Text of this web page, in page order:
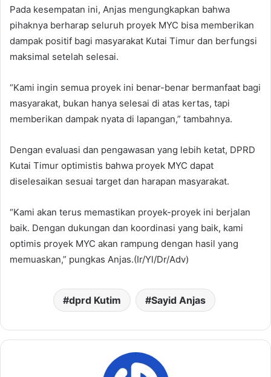
Pada kesempatan ini, Anjas mengungkapkan bahwa
pihaknya berharap seluruh proyek MYC bisa memberikan
dampak positif bagi masyarakat Kutai Timur dan berfungsi
maksimal setelah selesai.
“Kami ingin semua proyek ini benar-benar bermanfaat bagi
masyarakat, bukan hanya selesai di atas kertas, tapi
memberikan dampak nyata di lapangan,” tambahnya.
Dengan evaluasi dan pengawasan yang lebih ketat, DPRD
Kutai Timur optimistis bahwa proyek MYC dapat
diselesaikan sesuai target dan harapan masyarakat.
“Kami akan terus memastikan proyek-proyek ini berjalan
baik. Dengan dukungan dan koordinasi yang baik, kami
optimis proyek MYC akan rampung dengan hasil yang
memuaskan,” pungkas Anjas.(Ir/Yl/Dr/Adv)
dprd Kutim Sayid Anjas